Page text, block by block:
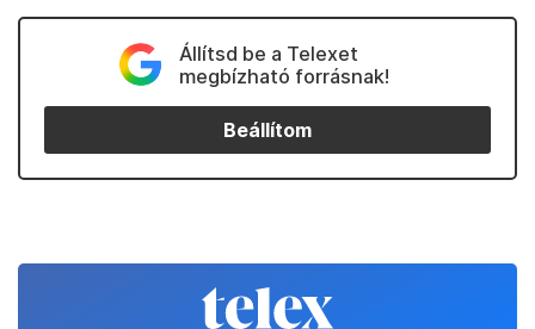
Állítsd be a Telexet
megbízható forrásnak!
Beállítom